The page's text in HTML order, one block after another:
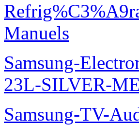
Manuels
Samsung-
23L-SILVER-
Samsung-TV-